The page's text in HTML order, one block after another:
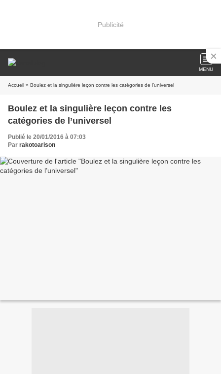
Publicité
MENU
Accueil » Boulez et la singulière leçon contre les catégories de l’universel
Boulez et la singulière leçon contre les
catégories de l’universel
Publié le 20/01/2016 à 07:03
Par rakotoarison